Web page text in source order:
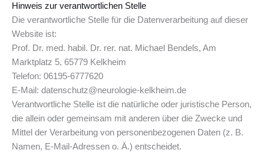
Hin­weis zur ver­ant­wort­li­chen Stelle
Die ver­ant­wort­li­che Stel­le für die Daten­ver­ar­bei­tung auf die­ser
Web­site ist:
Prof. Dr. med. habil. Dr. rer. nat. Michael Bendels, Am
Marktplatz 5, 65779 Kelkheim
Telefon: 06195-6777620
E-Mail: datenschutz@neurologie-kelkheim.de
Ver­ant­wort­li­che Stel­le ist die natür­li­che oder juris­ti­sche Per­son,
die allein oder gemein­sam mit ande­ren über die Zwe­cke und
Mit­tel der Ver­ar­bei­tung von per­so­nen­be­zo­ge­nen Daten (z. B.
Namen, E-Mail-Adres­sen o. Ä.) entscheidet.